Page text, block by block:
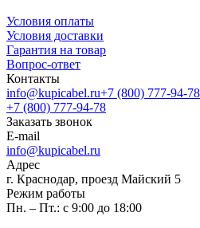
Условия оплаты
Условия доставки
Гарантия на товар
Вопрос-ответ
Контакты
info@kupicabel.ru+7 (800) 777-94-78
+7 (800) 777-94-78
Заказать звонок
E-mail
info@kupicabel.ru
Адрес
г. Краснодар, проезд Майский 5
Режим работы
Пн. – Пт.: с 9:00 до 18:00